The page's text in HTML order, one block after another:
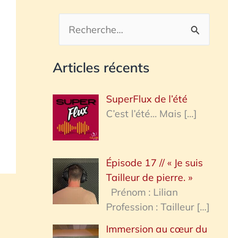
c
h
r
h
e
Articles récents
SuperFlux de l’été
C’est l’été… Mais […]
Épisode 17 // « Je suis
Tailleur de pierre. »
Prénom : Lilian
Profession : Tailleur […]
Immersion au cœur du